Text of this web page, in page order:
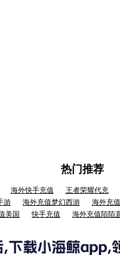
热门推荐
海外快手充值 王者荣耀代充
游 海外充值梦幻西游 海外充
美国 快手充值 海外充值陌陌